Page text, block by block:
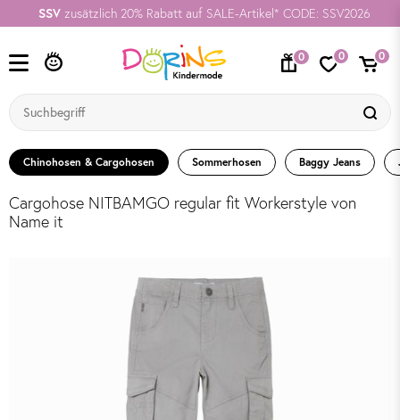
SSV zusätzlich 20% Rabatt auf SALE-Artikel* CODE: SSV2026
0 0 0
Chinohosen & Cargohosen Sommerhosen Baggy Jeans
Cargohose NITBAMGO regular fit Workerstyle von
Name it